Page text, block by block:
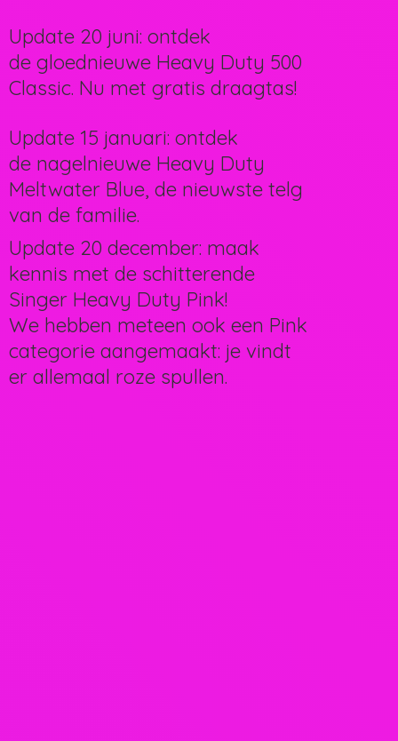
Update 20 juni: ontdek
de gloednieuwe Heavy Duty 500
Classic. Nu met gratis draagtas!
Update 15 januari: ontdek
de nagelnieuwe Heavy Duty
Meltwater Blue, de nieuwste telg
van de familie.
Update 20 december: maak
kennis met de schitterende
Singer Heavy Duty Pink!
We hebben meteen ook een Pink
categorie aangemaakt: je vindt
er allemaal roze spullen.